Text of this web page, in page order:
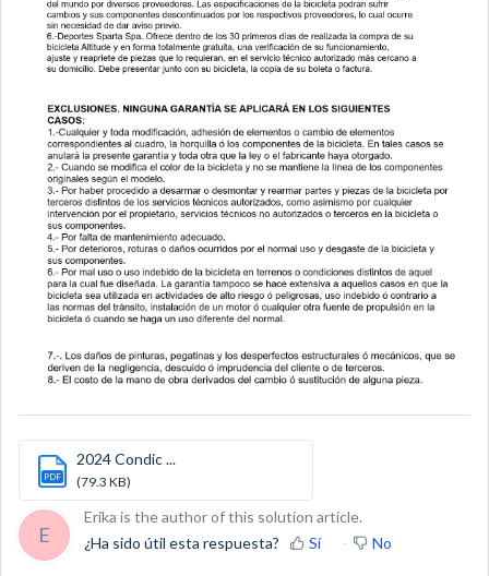
PDF
2024 Condic ...
(79.3 KB)
E
Erika is the author of this solution article.
¿Ha sido útil esta respuesta?
Sí No